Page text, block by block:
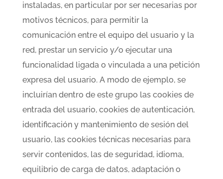
instaladas, en particular por ser necesarias por
motivos técnicos, para permitir la
comunicación entre el equipo del usuario y la
red, prestar un servicio y/o ejecutar una
funcionalidad ligada o vinculada a una petición
expresa del usuario. A modo de ejemplo, se
incluirían dentro de este grupo las cookies de
entrada del usuario, cookies de autenticación,
identificación y mantenimiento de sesión del
usuario, las cookies técnicas necesarias para
servir contenidos, las de seguridad, idioma,
equilibrio de carga de datos, adaptación o